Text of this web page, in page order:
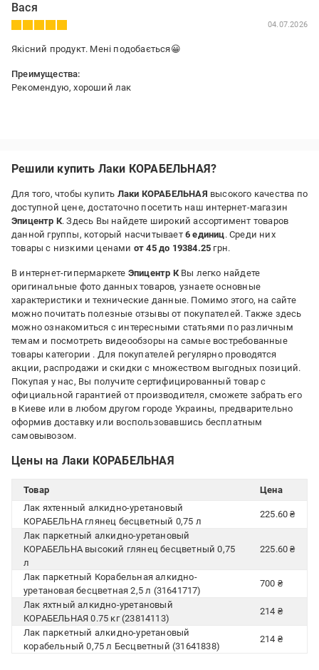
Вася
04.07.2026
Якісний продукт. Мені подобається😀
Преимущества:
Рекомендую, хороший лак
Решили купить Лаки КОРАБЕЛЬНАЯ?
Для того, чтобы купить Лаки КОРАБЕЛЬНАЯ высокого качества по
доступной цене, достаточно посетить наш интернет-магазин
Эпицентр К. Здесь Вы найдете широкий ассортимент товаров
данной группы, который насчитывает 6 единиц. Среди них
товары с низкими ценами от 45 до 19384.25 грн.
В интернет-гипермаркете Эпицентр КВы легко найдете
оригинальные фото данных товаров, узнаете основные
характеристики и технические данные. Помимо этого, на сайте
можно почитать полезные отзывы от покупателей. Также здесь
можно ознакомиться с интересными статьями по различным
темам и посмотреть видеообзоры на самые востребованные
товары категории . Для покупателей регулярно проводятся
акции, распродажи и скидки с множеством выгодных позиций.
Покупая у нас, Вы получите сертифицированный товар с
официальной гарантией от производителя, сможете забрать его
в Киеве или в любом другом городе Украины, предварительно
оформив доставку или воспользовавшись бесплатным
самовывозом.
Цены на Лаки КОРАБЕЛЬНАЯ
Товар
Цена
Лак яхтенный алкидно-уретановый
КОРАБЕЛЬНА глянец бесцветный 0,75 л
225.60 ₴
Лак паркетный алкидно-уретановый
КОРАБЕЛЬНА высокий глянец бесцветный 0,75
л
225.60 ₴
Лак паркетный Корабельная алкидно-
уретановая бесцветная 2,5 л (31641717)
700 ₴
Лак яхтный алкидно-уретановый
КОРАБЕЛЬНАЯ 0.75 кг (23814113)
214 ₴
Лак паркетный алкидно-уретановый
корабельный 0,75 л Бесцветный (31641838)
214 ₴